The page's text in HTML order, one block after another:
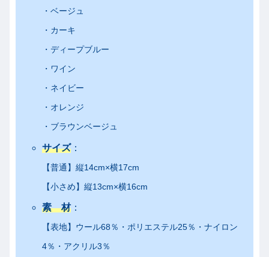
・ベージュ
・カーキ
・ディープブルー
・ワイン
・ネイビー
・オレンジ
・ブラウンベージュ
サイズ：
【普通】縦14cm×横17cm
【小さめ】縦13cm×横16cm
素 材：
【表地】ウール68％・ポリエステル25％・ナイロン
4％・アクリル3％